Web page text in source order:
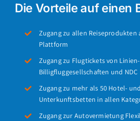
Die Vorteile auf einen
Zugang zu allen Reiseprodukten
Plattform
Zugang zu Flugtickets von
Billigfluggesellschaften und NDC
Zugang zu mehr als 50 Hotel- und
Unterkunftsbetten in allen
Zugang zur Autovermietung